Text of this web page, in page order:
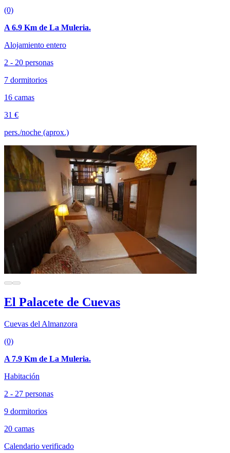
(0)
A 6.9 Km de La Muleria.
Alojamiento entero
2 - 20 personas
7 dormitorios
16 camas
31 €
pers./noche (aprox.)
El Palacete de Cuevas
Cuevas del Almanzora
(0)
A 7.9 Km de La Muleria.
Habitación
2 - 27 personas
9 dormitorios
20 camas
Calendario verificado